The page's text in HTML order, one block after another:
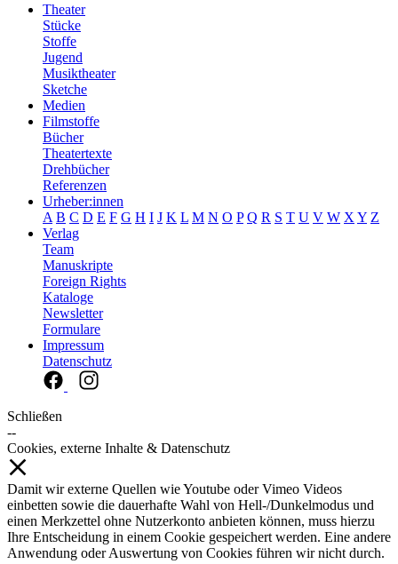
Theater
Stücke
Stoffe
Jugend
Musiktheater
Sketche
Medien
Filmstoffe
Bücher
Theatertexte
Drehbücher
Referenzen
Urheber:innen
A B C D E F G H I J K L M N O P Q R S T U V W X Y Z
Verlag
Team
Manuskripte
Foreign Rights
Kataloge
Newsletter
Formulare
Impressum
Datenschutz
Schließen
--
Cookies, externe Inhalte & Datenschutz
Damit wir externe Quellen wie Youtube oder Vimeo Videos
einbetten sowie die dauerhafte Wahl von Hell-/Dunkelmodus und
einen Merkzettel ohne Nutzerkonto anbieten können, muss hierzu
Ihre Entscheidung in einem Cookie gespeichert werden. Eine andere
Anwendung oder Auswertung von Cookies führen wir nicht durch.